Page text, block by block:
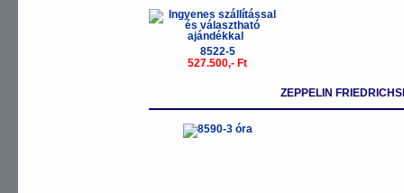
8522-5
527.500,- Ft
ZEPPELIN